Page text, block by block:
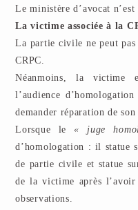
Le ministère d’avocat
La victime associée à la
La partie civile ne peut pas
CRPC.
Néanmoins, la victime
l’audience
demander réparation de
Lorsque le« juge
d’homologation : il statue
de partie civile et statue
de la victime après l’avoir
observations.